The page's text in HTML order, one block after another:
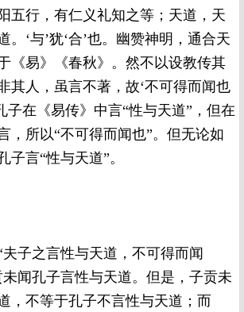
五行，有仁义礼知之等；天道，天
。‘与’犹‘合’也。幽赞神明，通合天
《易》《春秋》。然不以设教传其
其人，虽言不著，故‘不可得而闻也
子在《易传》中言“性与天道”，但在
，所以“不可得而闻也”。但无论如
子言“性与天道”。
子之言性与天道，不可得而闻
闻孔子言性与天道。但是，子贡未
，不等于孔子不言性与天道；而